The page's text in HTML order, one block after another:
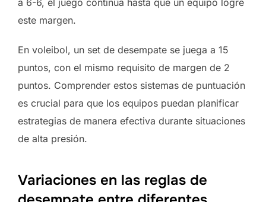
este margen.
En voleibol, un set de desempate se juega a 15
puntos, con el mismo requisito de margen de 2
puntos. Comprender estos sistemas de puntuación
es crucial para que los equipos puedan planificar
estrategias de manera efectiva durante situaciones
de alta presión.
Variaciones en las reglas de